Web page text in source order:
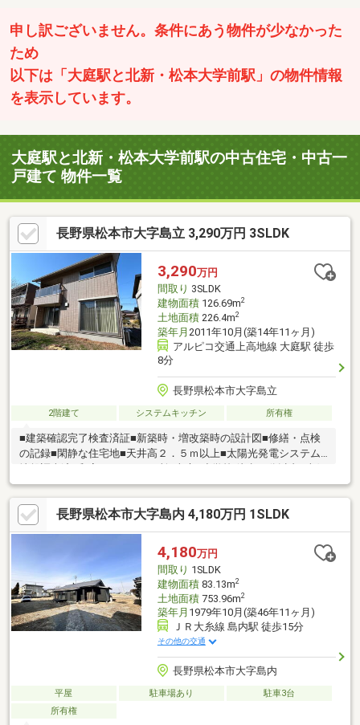
申し訳ございません。条件にあう物件が少なかった
ため
以下は「大庭駅と北新・松本大学前駅」の物件情報
を表示しています。
大庭駅と北新・松本大学前駅の中古住宅・中古一
戸建て 物件一覧
長野県松本市大字島立 3,290万円 3SLDK
3,290万円
間取り 3SLDK
建物面積126.69m2
土地面積226.4m2
築年月 2011年10月(築14年11ヶ月)
アルピコ交通上高地線 大庭駅 徒歩
8分
長野県松本市大字島立
2階建て システムキッチン 所有権
■建築確認完了検査済証■新築時・増改築時の設計図■修繕・点検
の記録■閑静な住宅地■天井高２．５ｍ以上■太陽光発電システム■
地盤調査済■和室■トイレ２ヶ所■南庭■小学校 徒歩10分以内■南側
テラス
長野県松本市大字島内 4,180万円 1SLDK
4,180万円
間取り 1SLDK
建物面積83.13m2
土地面積753.96m2
築年月 1979年10月(築46年11ヶ月)
ＪＲ大糸線 島内駅 徒歩15分
その他の交通
長野県松本市大字島内
平屋 駐車場あり
駐車3台
所有権